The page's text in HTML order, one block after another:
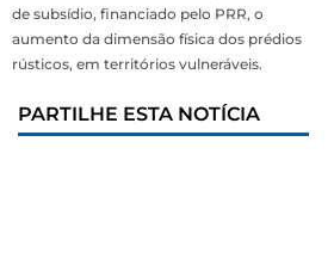
de subsídio, financiado pelo PRR, o
aumento da dimensão física dos prédios
rústicos, em territórios vulneráveis.
PARTILHE ESTA NOTÍCIA